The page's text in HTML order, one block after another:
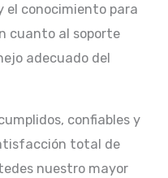
el conocimiento para
cuanto al soporte
adecuado del
confiables y
total de
nuestro mayor